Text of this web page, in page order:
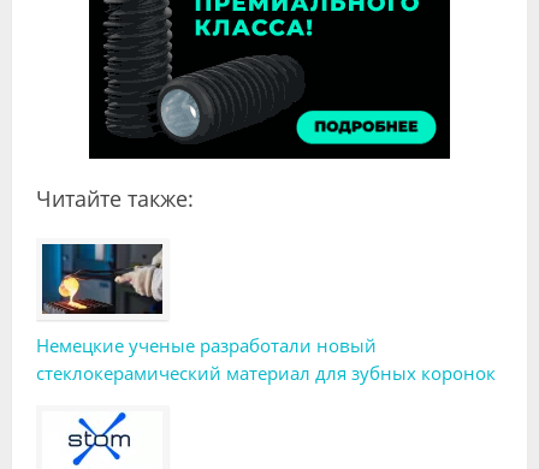
Читайте также:
Немецкие ученые разработали новый
стеклокерамический материал для зубных коронок